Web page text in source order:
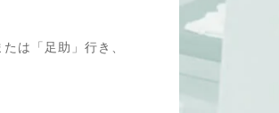
は「足助」行き、